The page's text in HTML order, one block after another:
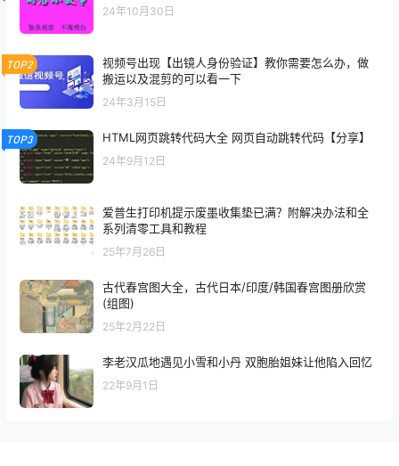
24年10月30日
TOP2
视频号出现【出镜人身份验证】教你需要怎么办，做
搬运以及混剪的可以看一下
24年3月15日
TOP3 HTML网页跳转代码大全 网页自动跳转代码【分享】
24年9月12日
爱普生打印机提示废墨收集垫已满？附解决办法和全
系列清零工具和教程
25年7月26日
古代春宫图大全，古代日本/印度/韩国春宫图册欣赏
(组图)
25年2月22日
李老汉瓜地遇见小雪和小丹 双胞胎姐妹让他陷入回忆
22年9月1日